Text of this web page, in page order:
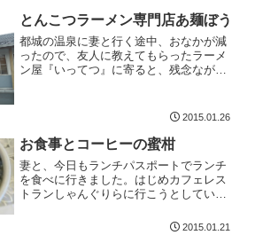
とんこつラーメン専門店あ麺ぼう
都城の温泉に妻と行く途中、おなかが減
ったので、友人に教えてもらったラーメ
ン屋『いってつ』に寄ると、残念ながら
教えてもらっていた『あ麺ぼう』に。お
2015.01.26
お食事とコーヒーの蜜柑
妻と、今日もランチパスポートでランチ
を食べに行きました。はじめカフェレス
トランしゃんぐりらに行こうとしていた
日。しかたないので、一番近くにあるお
2015.01.21